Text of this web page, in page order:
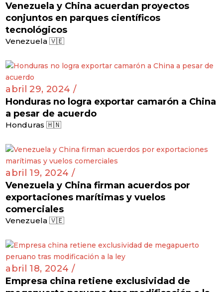
Venezuela y China acuerdan proyectos
conjuntos en parques científicos
tecnológicos
Venezuela 🇻🇪
abril 29, 2024 /
Honduras no logra exportar camarón a China
a pesar de acuerdo
Honduras 🇭🇳
abril 19, 2024 /
Venezuela y China firman acuerdos por
exportaciones marítimas y vuelos
comerciales
Venezuela 🇻🇪
abril 18, 2024 /
Empresa china retiene exclusividad de